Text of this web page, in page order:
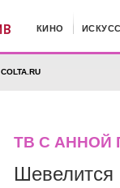
КИНО
COLTA.RU
ТВ С АННОЙ
Шевелится